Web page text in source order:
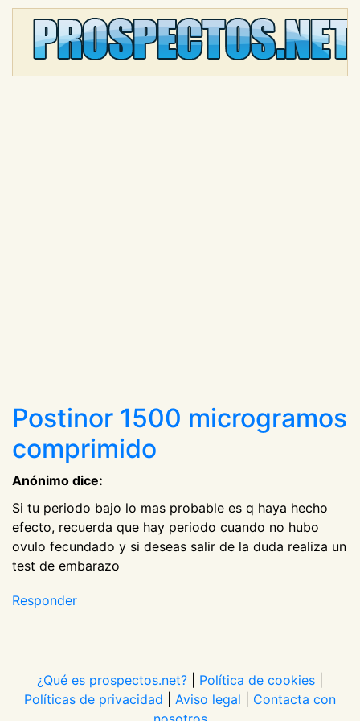
Postinor 1500 microgramos
comprimido
Anónimo dice:
Si tu periodo bajo lo mas probable es q haya hecho
efecto, recuerda que hay periodo cuando no hubo
ovulo fecundado y si deseas salir de la duda realiza un
test de embarazo
Responder
¿Qué es prospectos.net? Política de cookies
Políticas de privacidad
Aviso legal
Contacta con